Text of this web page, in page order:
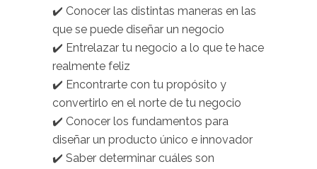
✔️ Conocer las distintas maneras en las
que se puede diseñar un negocio
✔️ Entrelazar tu negocio a lo que te hace
realmente feliz
✔️ Encontrarte con tu propósito y
convertirlo en el norte de tu negocio
✔️ Conocer los fundamentos para
diseñar un producto único e innovador
✔️ Saber determinar cuáles son